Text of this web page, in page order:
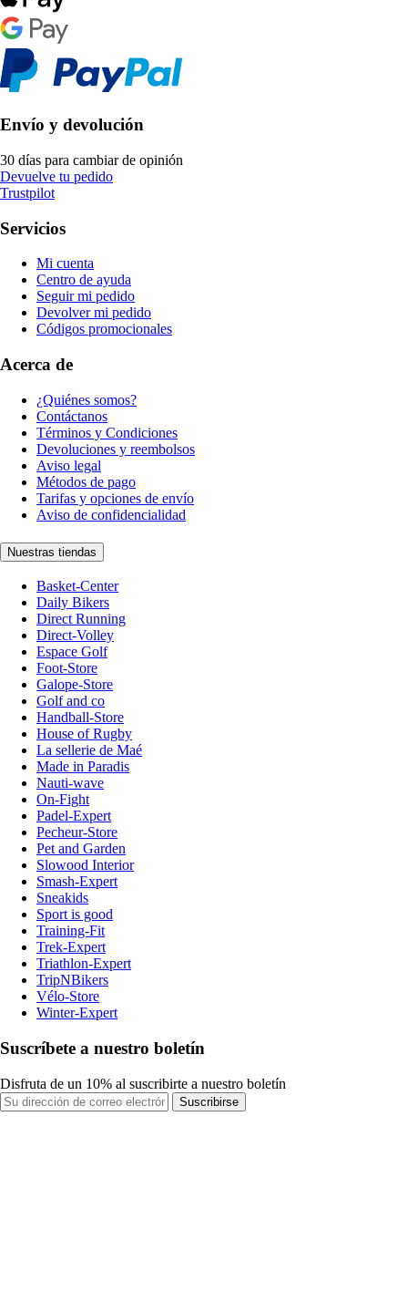
Envío y devolución
30 días para cambiar de opinión
Devuelve tu pedido
Trustpilot
Servicios
Mi cuenta
Centro de ayuda
Seguir mi pedido
Devolver mi pedido
Códigos promocionales
Acerca de
¿Quiénes somos?
Contáctanos
Términos y Condiciones
Devoluciones y reembolsos
Aviso legal
Métodos de pago
Tarifas y opciones de envío
Aviso de confidencialidad
Nuestras tiendas
Basket-Center
Daily Bikers
Direct Running
Direct-Volley
Espace Golf
Foot-Store
Galope-Store
Golf and co
Handball-Store
House of Rugby
La sellerie de Maé
Made in Paradis
Nauti-wave
On-Fight
Padel-Expert
Pecheur-Store
Pet and Garden
Slowood Interior
Smash-Expert
Sneakids
Sport is good
Training-Fit
Trek-Expert
Triathlon-Expert
TripNBikers
Vélo-Store
Winter-Expert
Suscríbete a nuestro boletín
Disfruta de un 10% al suscribirte a nuestro boletín
Suscribirse